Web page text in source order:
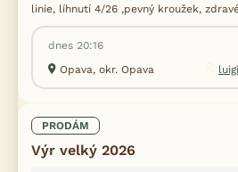
linie, líhnutí 4/26 ,pevný kroužek,
dnes 20:16
Opava, okr. Opava
PRODÁM
Výr velký 2026